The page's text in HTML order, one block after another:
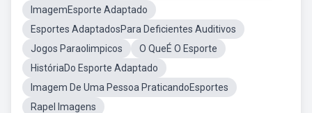
ImagemEsporte Adaptado
Esportes AdaptadosPara Deficientes Auditivos
Jogos Paraolimpicos
O QueÉ O Esporte
HistóriaDo Esporte Adaptado
Imagem De Uma Pessoa PraticandoEsportes
Rapel Imagens